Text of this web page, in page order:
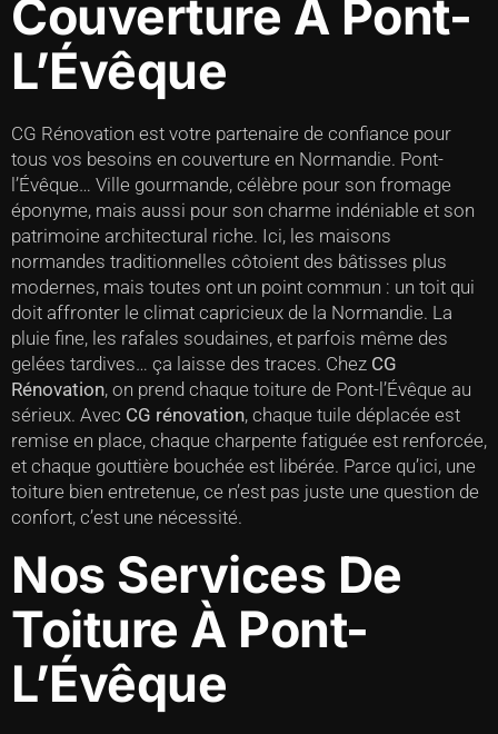
Couverture À Pont-
L’Évêque
CG Rénovation est votre partenaire de confiance pour
tous vos besoins en couverture en Normandie. Pont-
l’Évêque… Ville gourmande, célèbre pour son fromage
éponyme, mais aussi pour son charme indéniable et son
patrimoine architectural riche. Ici, les maisons
normandes traditionnelles côtoient des bâtisses plus
modernes, mais toutes ont un point commun : un toit qui
doit affronter le climat capricieux de la Normandie. La
pluie fine, les rafales soudaines, et parfois même des
gelées tardives… ça laisse des traces. Chez CG
Rénovation, on prend chaque toiture de Pont-l’Évêque au
sérieux. Avec CG rénovation, chaque tuile déplacée est
remise en place, chaque charpente fatiguée est renforcée,
et chaque gouttière bouchée est libérée. Parce qu’ici, une
toiture bien entretenue, ce n’est pas juste une question de
confort, c’est une nécessité.
Nos Services De
Toiture À Pont-
L’Évêque